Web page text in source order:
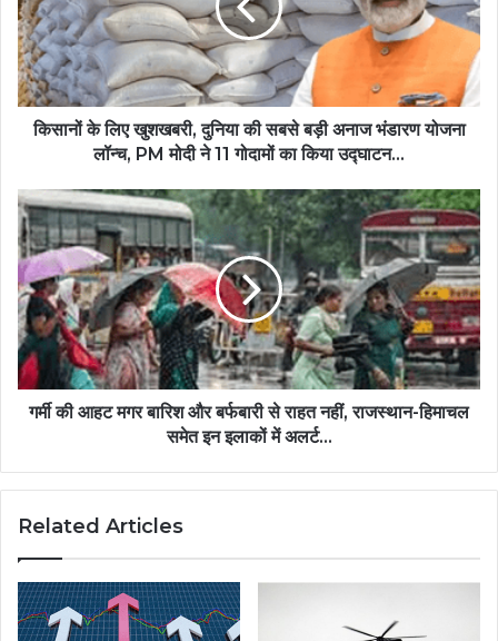
किसानों के लिए खुशखबरी, दुनिया की सबसे बड़ी अनाज भंडारण योजना
लॉन्च, PM मोदी ने 11 गोदामों का किया उद्घाटन...
गर्मी की आहट मगर बारिश और बर्फबारी से राहत नहीं, राजस्थान-हिमाचल
समेत इन इलाकों में अलर्ट...
Related Articles